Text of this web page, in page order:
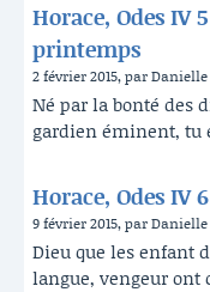
Horace, Odes IV
printemps
2 février 2015, par
Né par la bonté des
gardien éminent, tu
Horace, Odes IV
9 février 2015, par
Dieu que les enfant
langue, vengeur ont